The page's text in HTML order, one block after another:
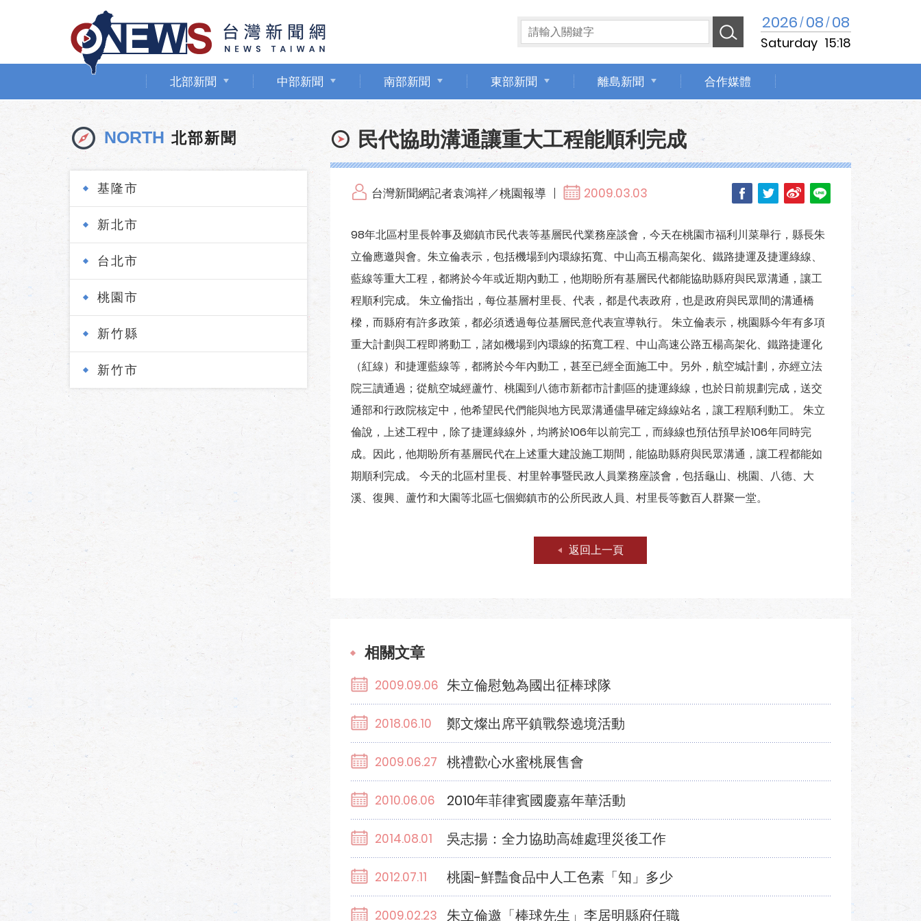
2026/08/08
Saturday 15:18
北部新聞 中部新聞 南部新聞 東部新聞 離島新聞 合作媒體
NORTH 北部新聞
基隆市
新北市
台北市
桃園市
新竹縣
新竹市
民代協助溝通讓重大工程能順利完成
台灣新聞網記者袁鴻祥／桃園報導 2009.03.03
98年北區村里長幹事及鄉鎮市民代表等基層民代業務座談會，今天在桃園市福利川菜舉行，縣長朱
立倫應邀與會。朱立倫表示，包括機場到內環線拓寬、中山高五楊高架化、鐵路捷運及捷運綠線、
藍線等重大工程，都將於今年或近期內動工，他期盼所有基層民代都能協助縣府與民眾溝通，讓工
程順利完成。 朱立倫指出，每位基層村里長、代表，都是代表政府，也是政府與民眾間的溝通橋
樑，而縣府有許多政策，都必須透過每位基層民意代表宣導執行。 朱立倫表示，桃園縣今年有多項
重大計劃與工程即將動工，諸如機場到內環線的拓寬工程、中山高速公路五楊高架化、鐵路捷運化
（紅線）和捷運藍線等，都將於今年內動工，甚至已經全面施工中。另外，航空城計劃，亦經立法
院三讀通過；從航空城經蘆竹、桃園到八德市新都市計劃區的捷運綠線，也於日前規劃完成，送交
通部和行政院核定中，他希望民代們能與地方民眾溝通儘早確定綠線站名，讓工程順利動工。 朱立
倫說，上述工程中，除了捷運綠線外，均將於106年以前完工，而綠線也預估預早於106年同時完
成。因此，他期盼所有基層民代在上述重大建設施工期間，能協助縣府與民眾溝通，讓工程都能如
期順利完成。 今天的北區村里長、村里幹事暨民政人員業務座談會，包括龜山、桃園、八德、大
溪、復興、蘆竹和大園等北區七個鄉鎮市的公所民政人員、村里長等數百人群聚一堂。
返回上一頁
相關文章
2009.09.06 朱立倫慰勉為國出征棒球隊
2018.06.10 鄭文燦出席平鎮戰祭遶境活動
2009.06.27 桃禮歡心水蜜桃展售會
2010.06.06 2010年菲律賓國慶嘉年華活動
2014.08.01 吳志揚：全力協助高雄處理災後工作
2012.07.11 桃園-鮮豔食品中人工色素「知」多少
2009.02.23 朱立倫邀「棒球先生」李居明縣府任職